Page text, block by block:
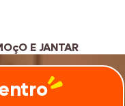
E JANTAR